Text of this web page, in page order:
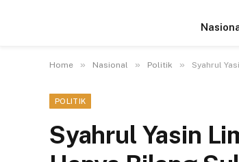
Home » Nasional » Politik » Syahrul
POLITIK
Syahrul Yasin